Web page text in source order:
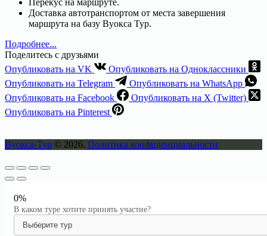
Перекус на маршруте.
Доставка автотранспортом от места завершения
маршрута на базу Вуокса Тур.
Подробнее...
Поделитесь с друзьями
Опубликовать на VK
Опубликовать на Одноклассники
Опубликовать на Telegram
Опубликовать на WhatsApp
Опубликовать на Facebook
Опубликовать на X (Twitter)
Опубликовать на Pinterest
Вуокса-Тур © 2026. Политика конфиденциальности
0%
В каком туре хотите принять участие?